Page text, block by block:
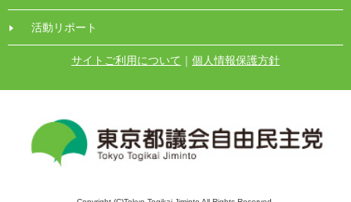
活動リポート
サイトご利用について ｜ 個人情報保護方針